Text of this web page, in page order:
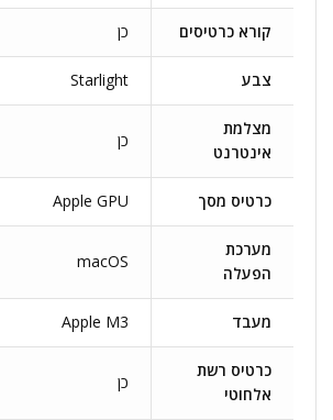
קורא כרטיסים כן
צבע Starlight
מצלמת
אינטרנט
כן
כרטיס מסך Apple GPU
מערכת
הפעלה
macOS
מעבד Apple M3
כרטיס רשת
אלחוטי
כן